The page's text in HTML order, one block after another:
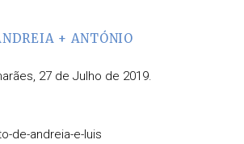
+ ANTÓNIO
27 de Julho de 2019.